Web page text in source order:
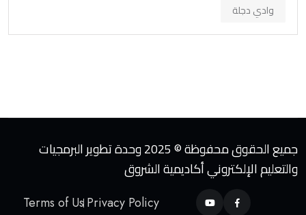
وادي دجلة
جميع الحقوق محفوظة © 2025 وحدة تطوير البرمجيات
والتعليم الإلكتروني أكاديمية الشروق
Terms of UsPrivacy Policy